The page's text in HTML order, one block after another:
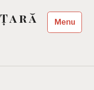
Menu